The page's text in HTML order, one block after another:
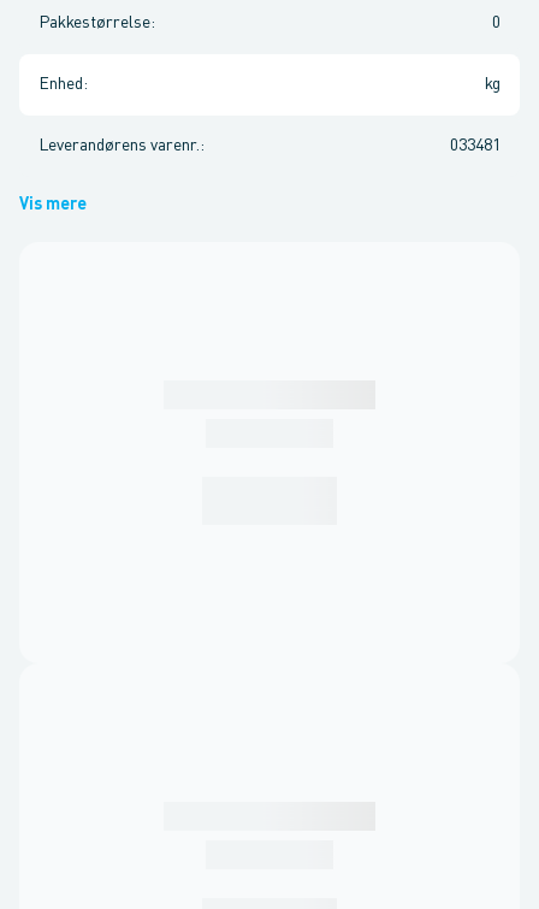
Pakkestørrelse: 0
Enhed : kg
Leverandørens varenr. : 033481
Vis mere